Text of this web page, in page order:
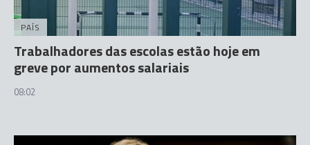
PAÍS
Trabalhadores das escolas estão hoje em
greve por aumentos salariais
08:02